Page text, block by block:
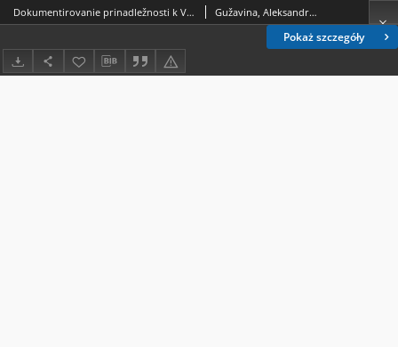
Pokaż szczegóły
Dokumentirovanie prinadležnosti k Vsesoûznomu Leninskomu Kommunističeskomu Soûzu Molodeži Gužavina, Aleksandra Mihajlovna